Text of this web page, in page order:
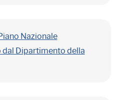
Nazionale
Dipartimento della